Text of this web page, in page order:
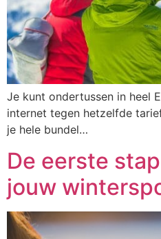
Je kunt ondertussen in heel
internet tegen hetzelfde
je hele bundel…
De eerste
jouw